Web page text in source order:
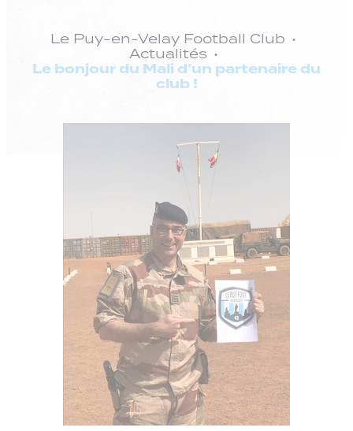
Le Puy-en-Velay Football Club
Actualités
Le bonjour du Mali d’un partenaire du
club !